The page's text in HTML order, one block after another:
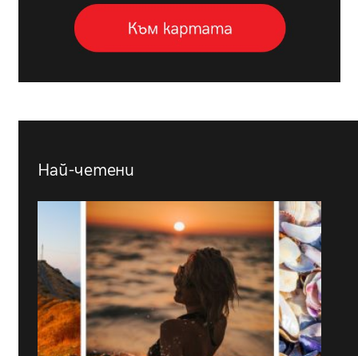
Най-четени